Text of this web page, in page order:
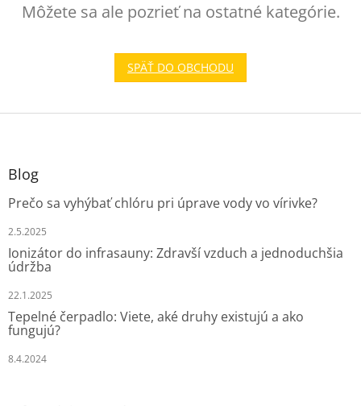
Môžete sa ale pozrieť na ostatné kategórie.
SPÄŤ DO OBCHODU
Z
Blog
Prečo sa vyhýbať chlóru pri úprave vody vo vírivke?
2.5.2025
Ionizátor do infrasauny: Zdravší vzduch a jednoduchšia
údržba
22.1.2025
Tepelné čerpadlo: Viete, aké druhy existujú a ako
fungujú?
8.4.2024